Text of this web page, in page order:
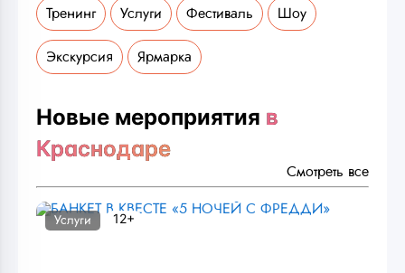
Тренинг Услуги Фестиваль Шоу
Экскурсия Ярмарка
Новые мероприятия в
Краснодаре
Смотреть все
Услуги 12+